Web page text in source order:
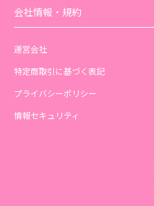
会社情報・規約
運営会社
特定商取引に基づく表記
プライバシーポリシー
情報セキュリティ